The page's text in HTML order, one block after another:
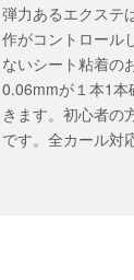
弾力あるエクステ
作がコントロール
ないシート粘着の
0.06mmが１本1本
きます。初心者の
です。全カール対応
長 さ：mixサイ